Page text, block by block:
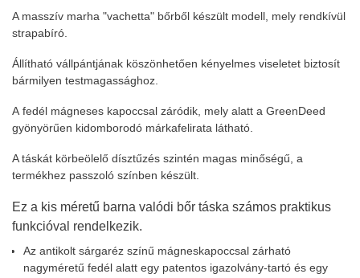
A masszív marha "vachetta" bőrből készült modell, mely rendkívül
strapabíró.
Állítható vállpántjának köszönhetően kényelmes viseletet biztosít
bármilyen testmagassághoz.
A fedél mágneses kapoccsal záródik, mely alatt a GreenDeed
gyönyörűen kidomborodó márkafelirata látható.
A táskát körbeölelő dísztűzés szintén magas minőségű, a
termékhez passzoló színben készült.
Ez a kis méretű barna valódi bőr táska számos praktikus
funkcióval rendelkezik.
Az antikolt sárgaréz színű mágneskapoccsal zárható
nagyméretű fedél alatt egy patentos igazolvány-tartó és egy